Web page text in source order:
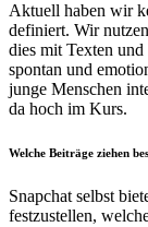
Aktuell haben wir
definiert. Wir
dies mit Texten
spontan und
junge Menschen
da hoch im Kurs.
Welche Beiträge ziehen
Snapchat selbst
festzustellen,